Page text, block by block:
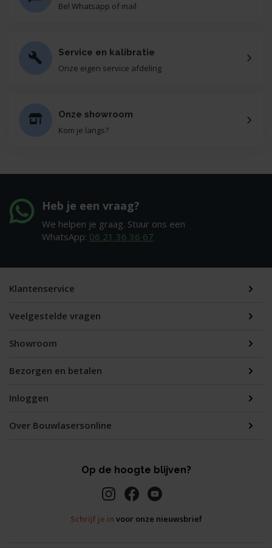
Bel Whatsapp of mail
Service en kalibratie
Onze eigen service afdeling
Onze showroom
Kom je langs?
Heb je een vraag?
We helpen je graag. Stuur ons een
WhatsApp: 06 21 36 36 67
Klantenservice
Veelgestelde vragen
Showroom
Bezorgen en betalen
Inloggen
Over Bouwlasersonline
Op de hoogte blijven?
Schrijf je in voor onze nieuwsbrief